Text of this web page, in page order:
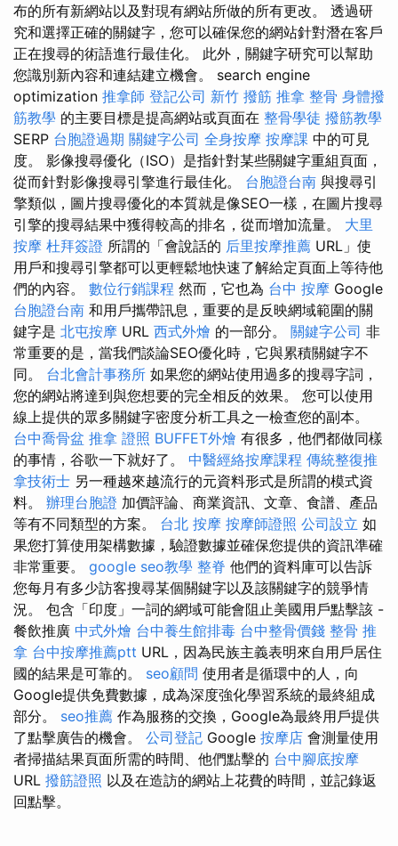
布的所有新網站以及對現有網站所做的所有更改。 透過研
究和選擇正確的關鍵字，您可以確保您的網站針對潛在客戶
正在搜尋的術語進行最佳化。 此外，關鍵字研究可以幫助
您識別新內容和連結建立機會。 search engine
optimization 推拿師 登記公司 新竹 撥筋 推拿 整骨 身體撥
筋教學 的主要目標是提高網站或頁面在 整骨學徒 撥筋教學
SERP 台胞證過期 關鍵字公司 全身按摩 按摩課 中的可見
度。 影像搜尋優化（ISO）是指針對某些關鍵字重組頁面，
從而針對影像搜尋引擎進行最佳化。 台胞證台南 與搜尋引
擎類似，圖片搜尋優化的本質就是像SEO一樣，在圖片搜尋
引擎的搜尋結果中獲得較高的排名，從而增加流量。 大里
按摩 杜拜簽證 所謂的「會說話的 后里按摩推薦 URL」使
用戶和搜尋引擎都可以更輕鬆地快速了解給定頁面上等待他
們的內容。 數位行銷課程 然而，它也為 台中 按摩 Google
台胞證台南 和用戶攜帶訊息，重要的是反映網域範圍的關
鍵字是 北屯按摩 URL 西式外燴 的一部分。 關鍵字公司 非
常重要的是，當我們談論SEO優化時，它與累積關鍵字不
同。 台北會計事務所 如果您的網站使用過多的搜尋字詞，
您的網站將達到與您想要的完全相反的效果。 您可以使用
線上提供的眾多關鍵字密度分析工具之一檢查您的副本。
台中喬骨盆 推拿 證照 BUFFET外燴 有很多，他們都做同樣
的事情，谷歌一下就好了。 中醫經絡按摩課程 傳統整復推
拿技術士 另一種越來越流行的元資料形式是所謂的模式資
料。 辦理台胞證 加價評論、商業資訊、文章、食譜、產品
等有不同類型的方案。 台北 按摩 按摩師證照 公司設立 如
果您打算使用架構數據，驗證數據並確保您提供的資訊準確
非常重要。 google seo教學 整脊 他們的資料庫可以告訴
您每月有多少訪客搜尋某個關鍵字以及該關鍵字的競爭情
況。 包含「印度」一詞的網域可能會阻止美國用戶點擊該 -
餐飲推廣 中式外燴 台中養生館排毒 台中整骨價錢 整骨 推
拿 台中按摩推薦ptt URL，因為民族主義表明來自用戶居住
國的結果是可靠的。 seo顧問 使用者是循環中的人，向
Google提供免費數據，成為深度強化學習系統的最終組成
部分。 seo推薦 作為服務的交換，Google為最終用戶提供
了點擊廣告的機會。 公司登記 Google 按摩店 會測量使用
者掃描結果頁面所需的時間、他們點擊的 台中腳底按摩
URL 撥筋證照 以及在造訪的網站上花費的時間，並記錄返
回點擊。